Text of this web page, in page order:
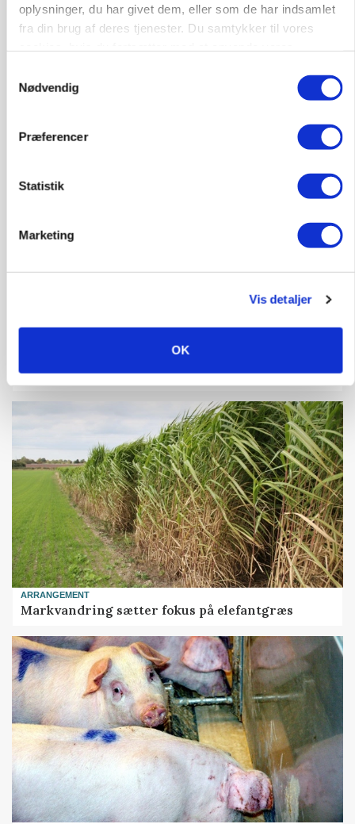
oplysninger, du har givet dem, eller som de har indsamlet
fra din brug af deres tjenester. Du samtykker til vores
Nødvendig
Præferencer
Statistik
Marketing
Vis detaljer
OK
Annonce
LEDER
økoproduktion
Forserie til selvkørende skårlægger afprøves i år
ARRANGEMENT
Markvandring sætter fokus på elefantgræs